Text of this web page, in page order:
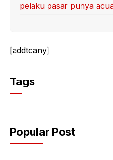
pelaku pasar punya
[addtoany]
Tags
Popular Post